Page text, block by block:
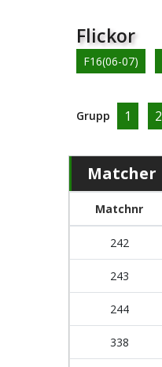
Flickor
F16(06-07)
Grupp 1 2
Matcher
Matchnr
242
243
244
338